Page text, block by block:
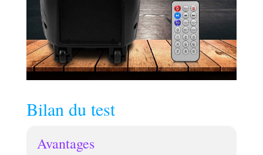
Bilan du test
Avantages